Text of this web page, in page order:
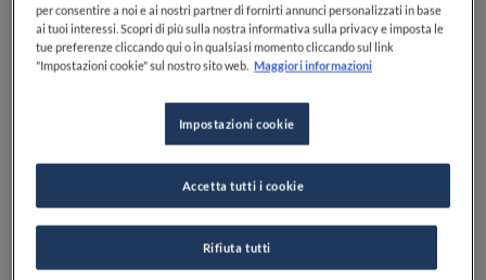
Via Annunziata, 912064La MorraCNItalia
per consentire a noi e ai nostri partner di fornirti annunci personalizzati in base
ai tuoi interessi. Scopri di più sulla nostra informativa sulla privacy e imposta le
tue preferenze cliccando qui o in qualsiasi momento cliccando sul link
"Impostazioni cookie" sul nostro sito web. Maggiori informazioni
Impostazioni cookie
Rifiuta tutti
Accetta tutti i cookie